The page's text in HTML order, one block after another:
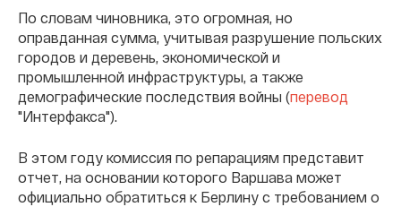
По словам чиновника, это огромная, но
оправданная сумма, учитывая разрушение польских
городов и деревень, экономической и
промышленной инфраструктуры, а также
демографические последствия войны (перевод
"Интерфакса").
В этом году комиссия по репарациям представит
отчет, на основании которого Варшава может
официально обратиться к Берлину с требованием о